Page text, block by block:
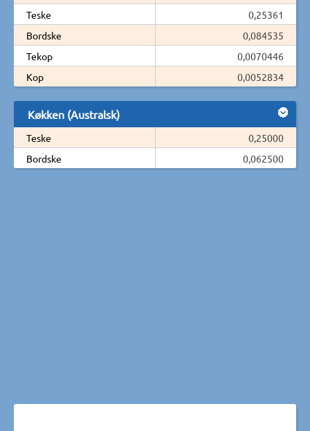
Teske
0,25361
Bordske
0,084535
Tekop
0,0070446
Kop
0,0052834
Køkken (Australsk)
Teske
0,25000
Bordske
0,062500